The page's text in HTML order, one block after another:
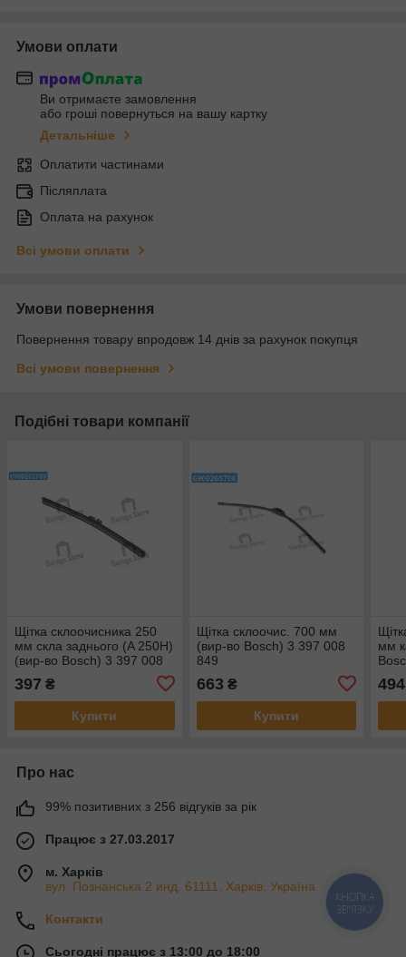
Умови оплати
Ви отримаєте замовлення
або гроші повернуться на вашу картку
Детальніше
Оплатити частинами
Післяплата
Оплата на рахунок
Всі умови оплати
Умови повернення
Повернення товару впродовж 14 днів за рахунок покупця
Всі умови повернення
Подібні товари компанії
Щітка склоочисника 250
мм скла заднього (A 250H)
(вир-во Bosch) 3 397 008
397 ₴
Купити
Щітка склоочис. 700 мм
(вир-во Bosch) 3 397 008
849
663 ₴
Купити
мм
494
Про нас
99% позитивних з 256 відгуків за рік
Працює з 27.03.2017
м. Харків
вул. Познанська 2 инд. 61111, Харків, Україна
Контакти
Сьогодні працює з 13:00 до 18:00
КНОПКА
ЗВ'ЯЗКУ